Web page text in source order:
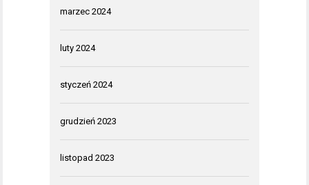
marzec 2024
luty 2024
styczeń 2024
grudzień 2023
listopad 2023